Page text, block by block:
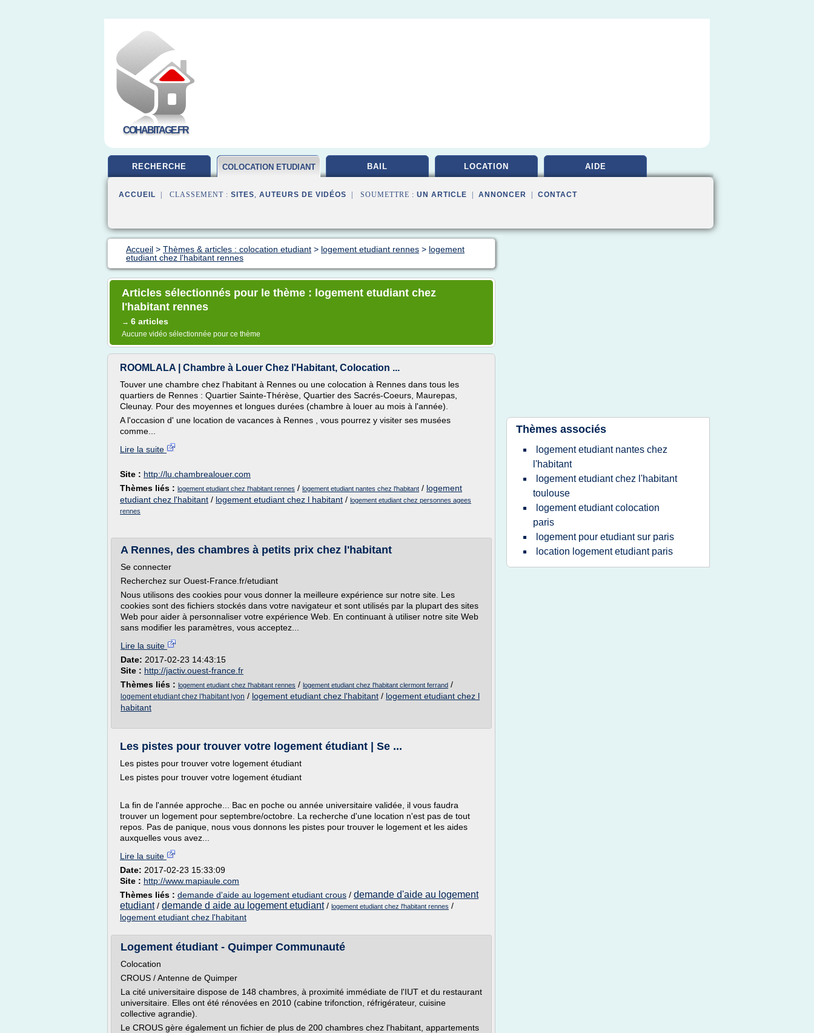
COHABITAGE.FR
RECHERCHE COLOCATION ETUDIANT BAIL LOCATION AIDE
ACCUEIL | CLASSEMENT : SITES, AUTEURS DE VIDÉOS | SOUMETTRE : UN ARTICLE ANNONCER CONTACT
Accueil > Thèmes & articles : colocation etudiant > logement etudiant rennes > logement
etudiant chez l'habitant rennes
Articles sélectionnés pour le thème : logement etudiant chez
l'habitant rennes
→ 6 articles
Aucune vidéo sélectionnée pour ce thème
ROOMLALA | Chambre à Louer Chez l'Habitant, Colocation ...
Touver une chambre chez l'habitant à Rennes ou une colocation à Rennes dans tous les
quartiers de Rennes : Quartier Sainte-Thérèse, Quartier des Sacrés-Coeurs, Maurepas,
Cleunay. Pour des moyennes et longues durées (chambre à louer au mois à l'année).
A l'occasion d' une location de vacances à Rennes , vous pourrez y visiter ses musées
comme...
Lire la suite
Site : http://lu.chambrealouer.com
Thèmes liés : logement etudiant chez l'habitant rennes / logement etudiant nantes chez l'habitant / logement
etudiant chez l'habitant / logement etudiant chez l habitant / logement etudiant chez personnes agees
rennes
A Rennes, des chambres à petits prix chez l'habitant
Se connecter
Recherchez sur Ouest-France.fr/etudiant
Nous utilisons des cookies pour vous donner la meilleure expérience sur notre site. Les
cookies sont des fichiers stockés dans votre navigateur et sont utilisés par la plupart des sites
Web pour aider à personnaliser votre expérience Web. En continuant à utiliser notre site Web
sans modifier les paramètres, vous acceptez...
Lire la suite
Date: 2017-02-23 14:43:15
Site : http://jactiv.ouest-france.fr
Thèmes liés : logement etudiant chez l'habitant rennes / logement etudiant chez l'habitant clermont ferrand /
logement etudiant chez l'habitant lyon / logement etudiant chez l'habitant / logement etudiant chez l
habitant
Les pistes pour trouver votre logement étudiant | Se ...
Les pistes pour trouver votre logement étudiant
Les pistes pour trouver votre logement étudiant
La fin de l'année approche... Bac en poche ou année universitaire validée, il vous faudra
trouver un logement pour septembre/octobre. La recherche d'une location n'est pas de tout
repos. Pas de panique, nous vous donnons les pistes pour trouver le logement et les aides
auxquelles vous avez...
Lire la suite
Date: 2017-02-23 15:33:09
Site : http://www.mapiaule.com
Thèmes liés : demande d'aide au logement etudiant crous / demande d'aide au logement
etudiant/ demande d aide au logement etudiant/ logement etudiant chez l'habitant rennes /
logement etudiant chez l'habitant
Logement étudiant - Quimper Communauté
Colocation
CROUS / Antenne de Quimper
La cité universitaire dispose de 148 chambres, à proximité immédiate de l'IUT et du restaurant
universitaire. Elles ont été rénovées en 2010 (cabine trifonction, réfrigérateur, cuisine
collective agrandie).
Le CROUS gère également un fichier de plus de 200 chambres chez l'habitant, appartements
Thèmes associés
logement etudiant nantes chez
l'habitant
logement etudiant chez l'habitant
toulouse
logement etudiant colocation
paris
logement pour etudiant sur paris
location logement etudiant paris